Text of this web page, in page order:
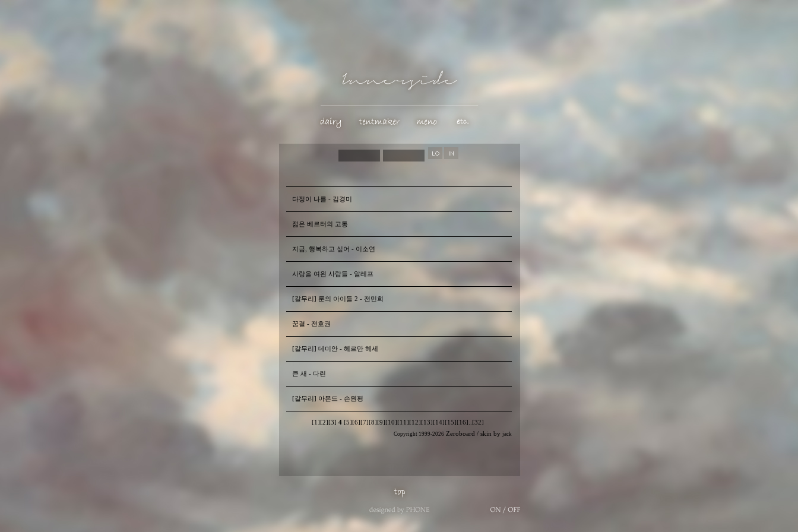
다정이 나를 - 김경미
젊은 베르터의 고통
지금, 행복하고 싶어 - 이소연
사랑을 여읜 사람들 - 알레프
[갈무리] 룬의 아이들 2 - 전민희
꿈결 - 전호권
[갈무리] 데미안 - 헤르만 헤세
큰 새 - 다린
[갈무리] 아몬드 - 손원평
[1] [2] [3] 4 [5] [6] [7] [8] [9] [10] [11] [12] [13] [14] [15] [16] [32]
Copyright 1999-2026 Zeroboard / skin by jack